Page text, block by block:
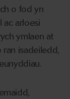
o fod yn
ac arloesi
ymlaen at
ran isadeiledd,